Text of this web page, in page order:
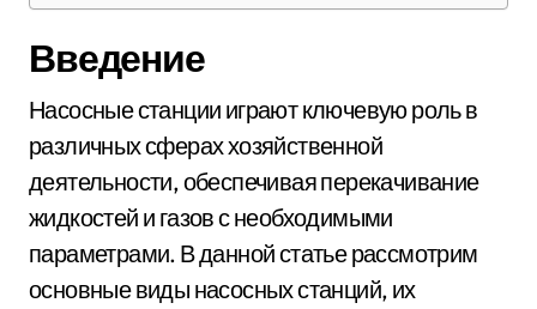
Введение
Насосные станции играют ключевую роль в
различных сферах хозяйственной
деятельности, обеспечивая перекачивание
жидкостей и газов с необходимыми
параметрами. В данной статье рассмотрим
основные виды насосных станций, их